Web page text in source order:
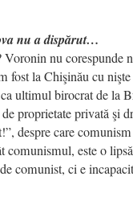
nu a dispărut…
nu corespunde
fost la Chişinău cu
ultimul birocrat de la
proprietate privată şi
despre care
comunismul, este o
comunist, ci e